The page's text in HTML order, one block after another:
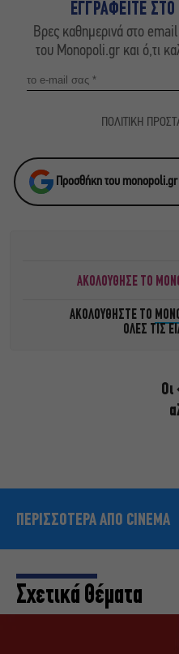
ΕΓΓΡΑΦΕΙΤΕ ΣΤΟ
Βρες καθημερινά στο
του Monopoli.gr και ό,τι
ΠΟΛΙΤΙΚΗ
Προσθήκη του
ΑΚΟΛΟΥΘΗΣΕ ΤΟ
ΑΚΟΛΟΥΘΗΣΤΕ ΤΟ
ΟΛΕΣ ΤΙΣ
ΠΕΡΙΣΣΟΤΕΡΑ ΑΠΟ CINEMA
Σχετικά Θέματα